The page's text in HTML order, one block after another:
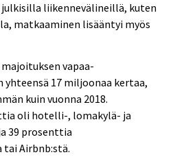
liikennevälineillä, kuten
matkaaminen lisääntyi myös
vapaa-
17 miljoonaa kertaa,
kuin vuonna 2018.
oli hotelli-, lomakylä- ja
39 prosenttia
Airbnb:stä.